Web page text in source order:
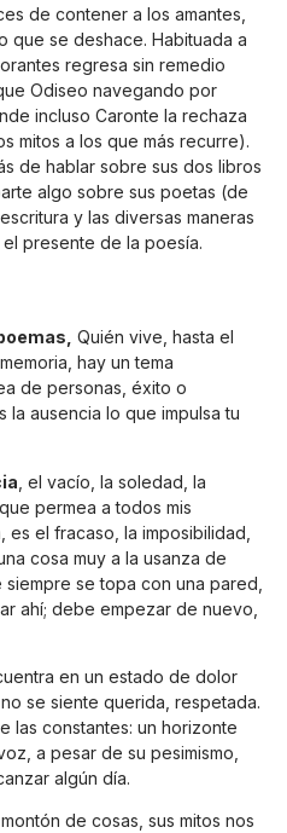
de contener a los amantes,
que se deshace. Habituada a
regresa sin remedio
Odiseo navegando por
incluso Caronte la rechaza
mitos a los que más recurre).
de hablar sobre sus dos libros
algo sobre sus poetas (de
y las diversas maneras
presente de la poesía.
Quién vive, hasta el
hay un tema
de personas, éxito o
la ausencia lo que impulsa tu
, el vacío, la soledad, la
permea a todos mis
el fracaso, la imposibilidad,
cosa muy a la usanza de
se topa con una pared,
ahí; debe empezar de nuevo,
en un estado de dolor
se siente querida, respetada.
las constantes: un horizonte
a pesar de su pesimismo,
algún día.
de cosas, sus mitos nos